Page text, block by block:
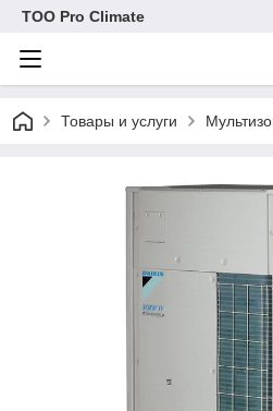
ТОО Pro Climate
Товары и услуги